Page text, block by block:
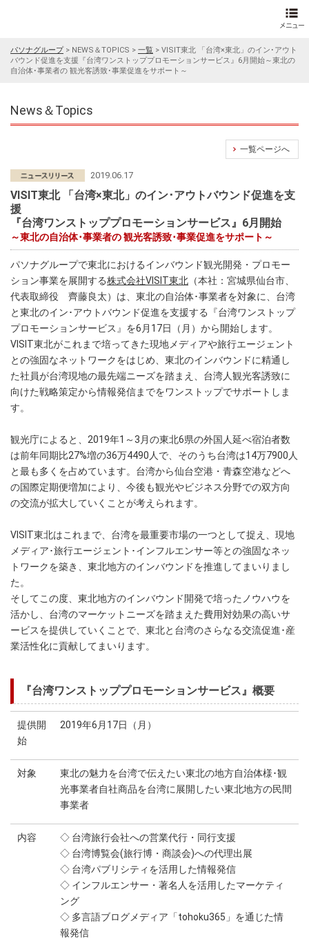
パソナグループ> NEWS＆TOPICS > 一覧 > VISIT東北 「台湾×東北」のイン･アウト
バウンド促進を支援『台湾ワンストッププロモーションサービス』6月開始～東北の
自治体･事業者の 観光客誘致･事業促進をサポート～
News＆Topics
一覧ページへ
2019.06.17
VISIT東北 「台湾×東北」のイン･アウトバウンド促進を支
援
『台湾ワンストッププロモーションサービス』6月開始
～東北の自治体･事業者の 観光客誘致･事業促進をサポート～
パソナグループで東北におけるインバウンド観光開発・プロモー
ション事業を展開する株式会社VISIT東北 （本社：宮城県仙台市、
代表取締役 齊藤良太）は、東北の自治体･事業者を対象に、台湾
と東北のイン･アウトバウンド促進を支援する『台湾ワンストップ
プロモーションサービス』を6月17日（月）から開始します。
VISIT東北がこれまで培ってきた現地メディアや旅行エージェント
との強固なネットワークをはじめ、東北のインバウンドに精通し
た社員が台湾現地の最先端ニーズを踏まえ、台湾人観光客誘致に
向けた戦略策定から情報発信までをワンストップでサポートしま
す。
観光庁によると、2019年1～3月の東北6県の外国人延べ宿泊者数
は前年同期比27%増の36万4490人で、そのうち台湾は14万7900人
と最も多くを占めています。台湾から仙台空港・青森空港などへ
の国際定期便増加により、今後も観光やビジネス分野での双方向
の交流が拡大していくことが考えられます。
VISIT東北はこれまで、台湾を最重要市場の一つとして捉え、現地
メディア･旅行エージェント･インフルエンサー等との強固なネッ
トワークを築き、東北地方のインバウンドを推進してまいりまし
た。
そしてこの度、東北地方のインバウンド開発で培ったノウハウを
活かし、台湾のマーケットニーズを踏まえた費用対効果の高いサ
ービスを提供していくことで、東北と台湾のさらなる交流促進･産
業活性化に貢献してまいります。
『台湾ワンストッププロモーションサービス』概要
提供開
始
2019年6月17日（月）
対象
東北の魅力を台湾で伝えたい東北の地方自治体様･観
光事業者自社商品を台湾に展開したい東北地方の民間
事業者
内容
◇ 台湾旅行会社への営業代行・同行支援
◇ 台湾博覧会(旅行博・商談会)への代理出展
◇ 台湾パブリシティを活用した情報発信
◇ インフルエンサー・著名人を活用したマーケティ
ング
◇ 多言語ブログメディア「tohoku365」を通じた情
報発信